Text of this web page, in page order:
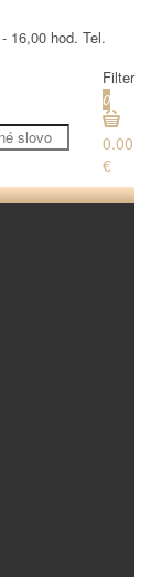
16,00 hod. Tel.
Filter
0
0.00
€